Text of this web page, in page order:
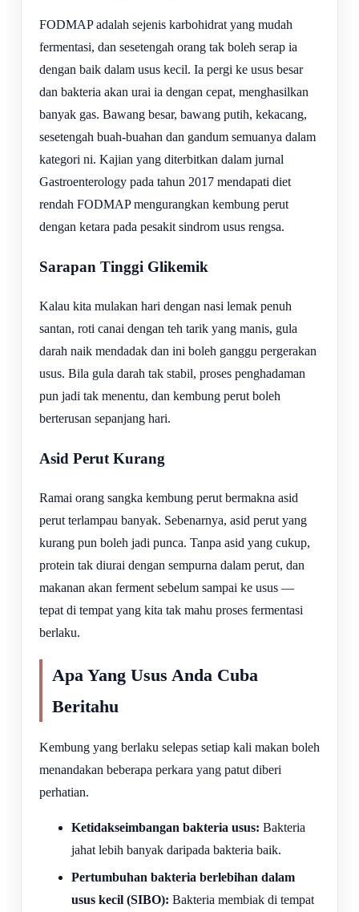
FODMAP adalah sejenis karbohidrat yang mudah
fermentasi, dan sesetengah orang tak boleh serap ia
dengan baik dalam usus kecil. Ia pergi ke usus besar
dan bakteria akan urai ia dengan cepat, menghasilkan
banyak gas. Bawang besar, bawang putih, kekacang,
sesetengah buah-buahan dan gandum semuanya dalam
kategori ni. Kajian yang diterbitkan dalam jurnal
Gastroenterology pada tahun 2017 mendapati diet
rendah FODMAP mengurangkan kembung perut
dengan ketara pada pesakit sindrom usus rengsa.
Sarapan Tinggi Glikemik
Kalau kita mulakan hari dengan nasi lemak penuh
santan, roti canai dengan teh tarik yang manis, gula
darah naik mendadak dan ini boleh ganggu pergerakan
usus. Bila gula darah tak stabil, proses penghadaman
pun jadi tak menentu, dan kembung perut boleh
berterusan sepanjang hari.
Asid Perut Kurang
Ramai orang sangka kembung perut bermakna asid
perut terlampau banyak. Sebenarnya, asid perut yang
kurang pun boleh jadi punca. Tanpa asid yang cukup,
protein tak diurai dengan sempurna dalam perut, dan
makanan akan ferment sebelum sampai ke usus —
tepat di tempat yang kita tak mahu proses fermentasi
berlaku.
Apa Yang Usus Anda Cuba
Beritahu
Kembung yang berlaku selepas setiap kali makan boleh
menandakan beberapa perkara yang patut diberi
perhatian.
Ketidakseimbangan bakteria usus: Bakteria
jahat lebih banyak daripada bakteria baik.
Pertumbuhan bakteria berlebihan dalam
usus kecil (SIBO): Bakteria membiak di tempat